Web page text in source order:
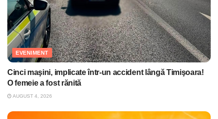
EVENIMENT
Cinci maşini, implicate într-un accident lângă Timişoara!
O femeie a fost rănită
AUGUST 4, 2026